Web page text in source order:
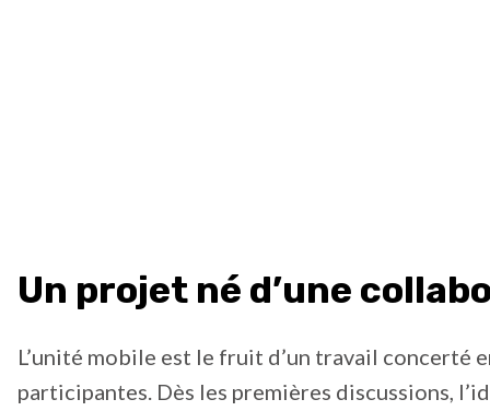
Un projet né d’une
L’unité mobile est le fruit d’un travail concerté
participantes. Dès les premières discussions,